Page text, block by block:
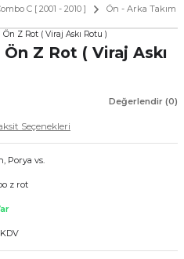
C [ 2001 - 2010 ] Ön - Arka Takım
Z Rot ( Viraj Askı
Değerlendir (0)
Seçenekleri
Porya vs.
z rot